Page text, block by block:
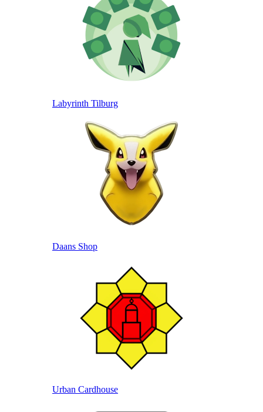
Labyrinth Tilburg
Daans Shop
Urban Cardhouse